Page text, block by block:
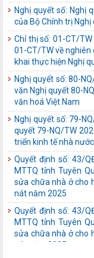
Nghị quyết số: 79-
quyết 79-NQ/TW
triển kinh tế nhà nước
Quyết định số: 43/
MTTQ tỉnh Tuyên
sửa chữa nhà ở cho
nát năm 2025
Quyết định số: 43/
MTTQ tỉnh Tuyên
sửa chữa nhà ở cho
nát năm 2025
Quyết định số: 382/
MTTQ tỉnh Tuyên
lệch đối với nhà ở
2025, từ nguồn ủng
Loại khác số: LỜI
tỉnh Tuyên Quang
DO BÃO SỐ 10
Ủy ban Trung ương